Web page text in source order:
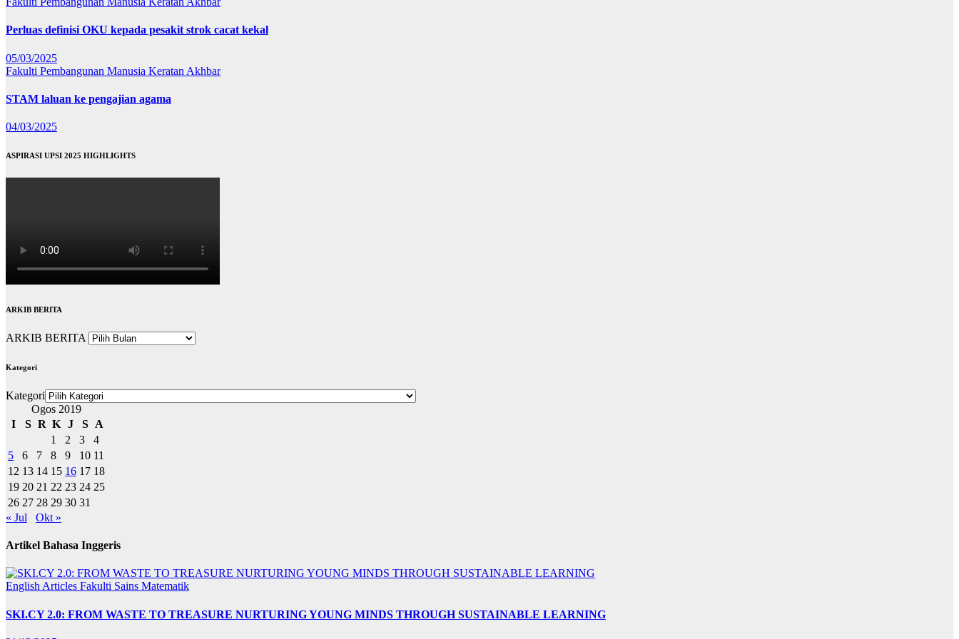
Perluas definisi OKU kepada pesakit strok cacat kekal
05/03/2025
Fakulti Pembangunan Manusia Keratan Akhbar
STAM laluan ke pengajian agama
04/03/2025
ASPIRASI UPSI 2025 HIGHLIGHTS
ARKIB BERITA
ARKIB BERITA
Kategori
Kategori
Ogos 2019
I
S R K J S
A
1
2 3
4
5
6 7 8 9 10 11
12 13 14 15 16 17 18
19 20 21 22 23 24 25
26 27 28 29 30 31
« Jul
Okt »
Artikel Bahasa Inggeris
English Articles Fakulti Sains Matematik
SKI.CY 2.0: FROM WASTE TO TREASURE NURTURING YOUNG MINDS THROUGH SUSTAINABLE LEARNING